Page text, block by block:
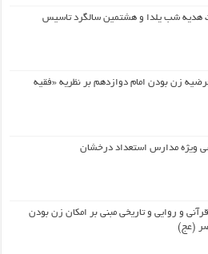
هدیه شب یلدا و هشتمین سالگرد تاسیس
زن بودن امام دوازدهم بر نظریه «فقیه
ویژه مدارس استعداد درخشان
و روایی و تاریخی مبنی بر امکان زن بودن
(عج)